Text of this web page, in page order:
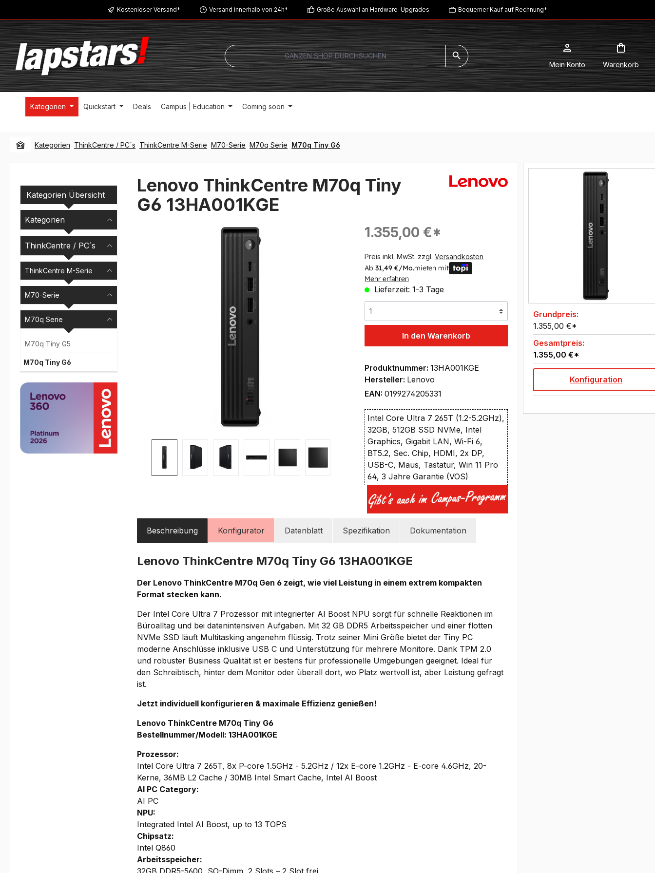
Zur Hauptnavigation springenKostenloser Versand* Versand innerhalb von 24h* Große Auswahl an Hardware-Upgrades Bequemer Kauf auf Rechnung*
Mein Konto Warenkorb
Kategorien Quickstart Deals Campus | Education Coming soon
Kategorien ThinkCentre / PC´s ThinkCentre M-Serie M70-Serie M70q Serie M70q Tiny G6
Kategorien Übersicht
Kategorien
ThinkCentre / PC´s
ThinkCentre M-Serie
M70-Serie
M70q Serie
M70q Tiny G5
M70q Tiny G6
Lenovo ThinkCentre M70q Tiny
G6 13HA001KGE
Bildergalerie überspringen Regulärer Preis:
1.355,00 €*
Preis inkl. MwSt. zzgl.Versandkosten
Ab31,49 €/Mo.mieten mit
Mehr erfahren
Lieferzeit: 1-3 Tage
In den Warenkorb
Produktnummer:13HA001KGE
Hersteller: Lenovo
EAN:0199274205331
Intel Core Ultra 7 265T (1.2-5.2GHz),
32GB, 512GB SSD NVMe, Intel
Graphics, Gigabit LAN, Wi-Fi 6,
BT5.2, Sec. Chip, HDMI, 2x DP,
USB-C, Maus, Tastatur, Win 11 Pro
64, 3 Jahre Garantie (VOS)
Beschreibung Konfigurator Datenblatt Spezifikation Dokumentation
Lenovo ThinkCentre M70q Tiny G6 13HA001KGE
Der Lenovo ThinkCentre M70q Gen 6 zeigt, wie viel Leistung in einem extrem kompakten
Format stecken kann.
Der Intel Core Ultra 7 Prozessor mit integrierter AI Boost NPU sorgt für schnelle Reaktionen im
Büroalltag und bei datenintensiven Aufgaben. Mit 32 GB DDR5 Arbeitsspeicher und einer flotten
NVMe SSD läuft Multitasking angenehm flüssig. Trotz seiner Mini Größe bietet der Tiny PC
moderne Anschlüsse inklusive USB C und Unterstützung für mehrere Monitore. Dank TPM 2.0
und robuster Business Qualität ist er bestens für professionelle Umgebungen geeignet. Ideal für
den Schreibtisch, hinter dem Monitor oder überall dort, wo Platz wertvoll ist, aber Leistung gefragt
ist.
Jetzt individuell konfigurieren & maximale Effizienz genießen!
Lenovo ThinkCentre M70q Tiny G6
Bestellnummer/Modell: 13HA001KGE
Prozessor:
Intel Core Ultra 7 265T, 8x P-core 1.5GHz - 5.2GHz / 12x E-core 1.2GHz - E-core 4.6GHz, 20-
Kerne, 36MB L2 Cache / 30MB Intel Smart Cache, Intel AI Boost
AI PC Category:
AI PC
NPU:
Integrated Intel AI Boost, up to 13 TOPS
Chipsatz:
Intel Q860
Arbeitsspeicher:
32GB DDR5-5600, SO-Dimm, 2 Slots – 2 Slot frei
Grundpreis:
1.355,00 €*
Gesamtpreis:
1.355,00 €*
Konfiguration